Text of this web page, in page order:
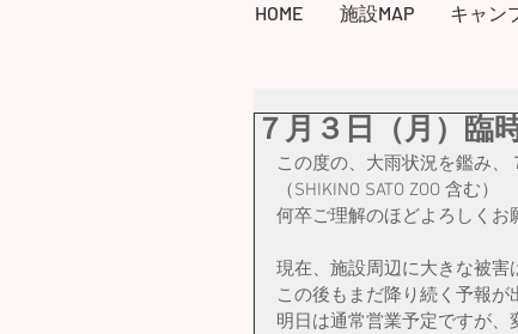
HOME 施設MAP キャン
７月３日（月）臨
この度の、大雨状況を鑑み、
（SHIKINO SATO ZOO 含む）
何卒ご理解のほどよろしくお
現在、施設周辺に大きな被害
この後もまだ降り続く予報が
明日は通常営業予定ですが、